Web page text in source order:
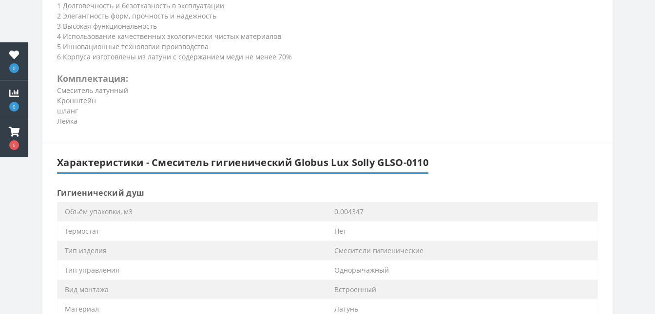
0
0
0
1 Долговечность и безотказность в эксплуатации
2 Элегантность форм, прочность и надежность
3 Высокая функциональность
4 Использование качественных экологически чистых материалов
5 Инновационные технологии производства
6 Корпуса изготовлены из латуни с содержанием меди не менее 70%
Комплектация:
Смеситель латунный
Кронштейн
шланг
Лейка
Характеристики - Смеситель гигиенический Globus Lux Solly GLSO-0110
Гигиенический душ
Объём упаковки, м3 0.004347
Термостат Нет
Тип изделия Смесители гигиенические
Тип управления Однорычажный
Вид монтажа Встроенный
Материал Латунь